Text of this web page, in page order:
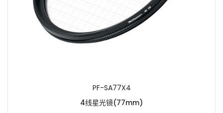
PF-SA77X4
4线星光镜(77mm)